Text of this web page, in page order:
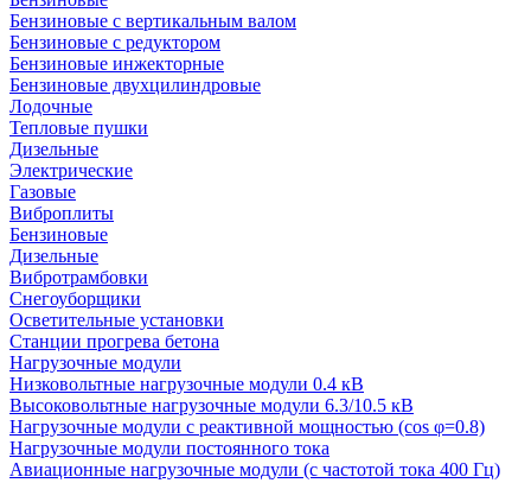
Бензиновые с вертикальным валом
Бензиновые с редуктором
Бензиновые инжекторные
Бензиновые двухцилиндровые
Лодочные
Тепловые пушки
Дизельные
Электрические
Газовые
Виброплиты
Бензиновые
Дизельные
Вибротрамбовки
Снегоуборщики
Осветительные установки
Станции прогрева бетона
Нагрузочные модули
Низковольтные нагрузочные модули 0.4 кВ
Высоковольтные нагрузочные модули 6.3/10.5 кВ
Нагрузочные модули с реактивной мощностью (cos φ=0.8)
Нагрузочные модули постоянного тока
Авиационные нагрузочные модули (с частотой тока 400 Гц)